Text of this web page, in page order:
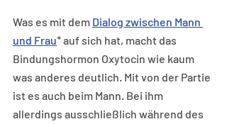
Was es mit dem Dialog zwischen Mann
und Frau* auf sich hat, macht das
Bindungshormon Oxytocin wie kaum
was anderes deutlich. Mit von der Partie
ist es auch beim Mann. Bei ihm
allerdings ausschließlich während des